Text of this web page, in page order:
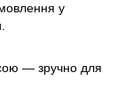
у
— зручно для